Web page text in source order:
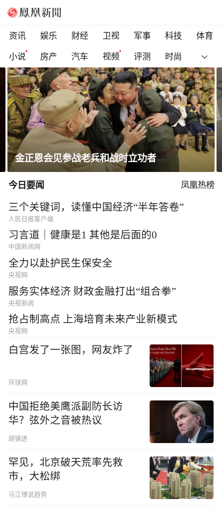
资讯 娱乐 财经 卫视 军事 科技
体育
小说
房产 汽车 视频 评测 时尚
高圆圆晒出游随拍笑容明媚状态松弛
今日要闻 凤凰热榜
三个关键词，读懂中国经济“半年答卷”
人民日报客户端
习言道｜健康是1 其他是后面的0
中国新闻网
全力以赴护民生保安全
央视网
服务实体经济 财政金融打出“组合拳”
央视新闻
抢占制高点 上海培育未来产业新模式
央视网
白宫发了一张图，网友炸了
环球网
中国拒绝美鹰派副防长访
华？弦外之音被热议
胡锡进
罕见，北京破天荒率先救
市，大松绑
马江博说趋势